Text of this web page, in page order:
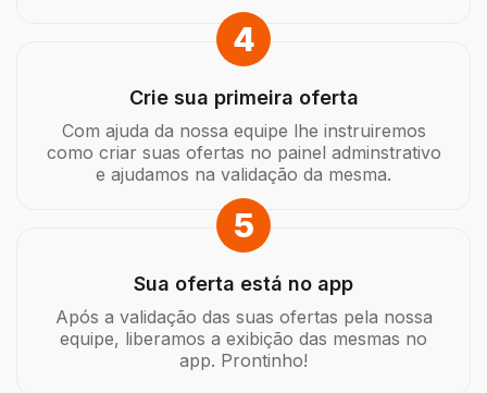
4
Crie sua primeira oferta
Com ajuda da nossa equipe lhe instruiremos
como criar suas ofertas no painel adminstrativo
e ajudamos na validação da mesma.
5
Sua oferta está no app
Após a validação das suas ofertas pela nossa
equipe, liberamos a exibição das mesmas no
app. Prontinho!